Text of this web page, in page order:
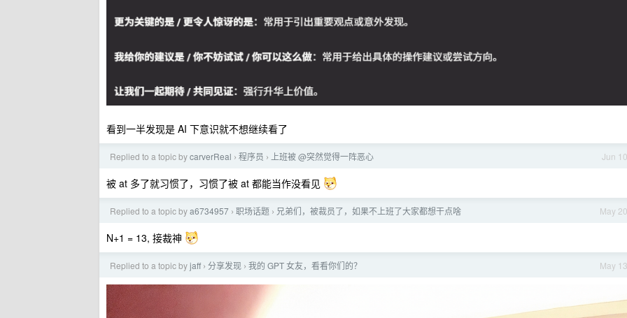
看到一半发现是 AI 下意识就不想继续看了
Jun 10
Replied to a topic bycarverReal › 程序员 › 上班被 @突然觉得一阵恶心
被 at 多了就习惯了，习惯了被 at 都能当作没看见
May 20
Replied to a topic bya6734957 › 职场话题 › 兄弟们，被裁员了，如果不上班了大家都想干点啥
N+1 = 13, 接裁神
May 13
Replied to a topic byjaff › 分享发现 › 我的 GPT 女友，看看你们的？